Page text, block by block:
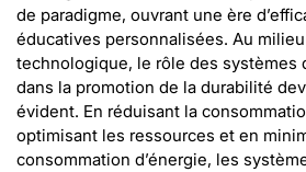
de paradigme, ouvrant une ère
éducatives personnalisées. Au
technologique, le rôle des systèmes
dans la promotion de la durabilité
évident. En réduisant la
optimisant les ressources et en
consommation d’énergie, les